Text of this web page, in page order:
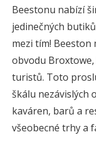
Beestonu nabízí
jedinečných
mezi tím!
obvodu
turistů. Toto
škálu nezávislých
kaváren, barů a
všeobecné trhy a